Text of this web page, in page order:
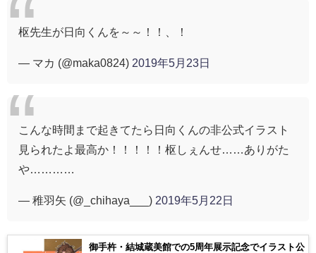
枢先生が日向くんを～～！！、！
— マカ (@maka0824) 2019年5月23日
こんな時間まで起きてたら日向くんの非公式イラスト
見られたよ最高か！！！！！枢しぇんせ……ありがた
や…………
— 稚羽矢 (@_chihaya___) 2019年5月22日
御手杵・結城蔵美館での5周年展示記念でイラスト公